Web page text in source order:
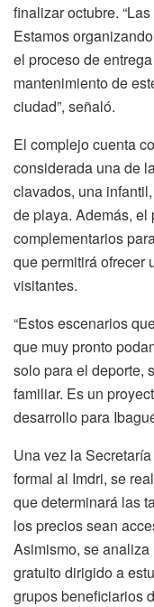
finalizar octubre.
Estamos
el proceso de
mantenimiento de
ciudad”, señaló.
El complejo cuenta
considerada una de
clavados, una
de playa. Además,
complementarios
que permitirá ofrecer
visitantes.
“Estos escenarios
que muy pronto
solo para el deporte,
familiar. Es un
desarrollo para
Una vez la
formal al Imdri, se
que determinará las
los precios sean
Asimismo, se
gratuito dirigido a
grupos beneficiarios